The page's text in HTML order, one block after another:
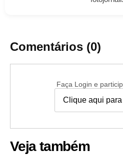
Comentários (0)
Faça Login e
Clique aqui
Veja também